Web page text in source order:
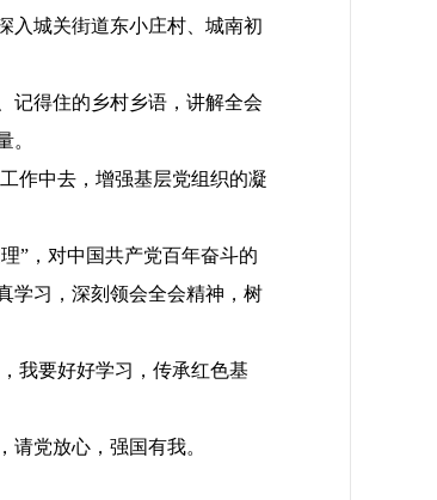
城关街道东小庄村、城南初
得住的乡村乡语，讲解全会
。
作中去，增强基层党组织的凝
”，对中国共产党百年奋斗的
学习，深刻领会全会精神，树
我要好好学习，传承红色基
党放心，强国有我。